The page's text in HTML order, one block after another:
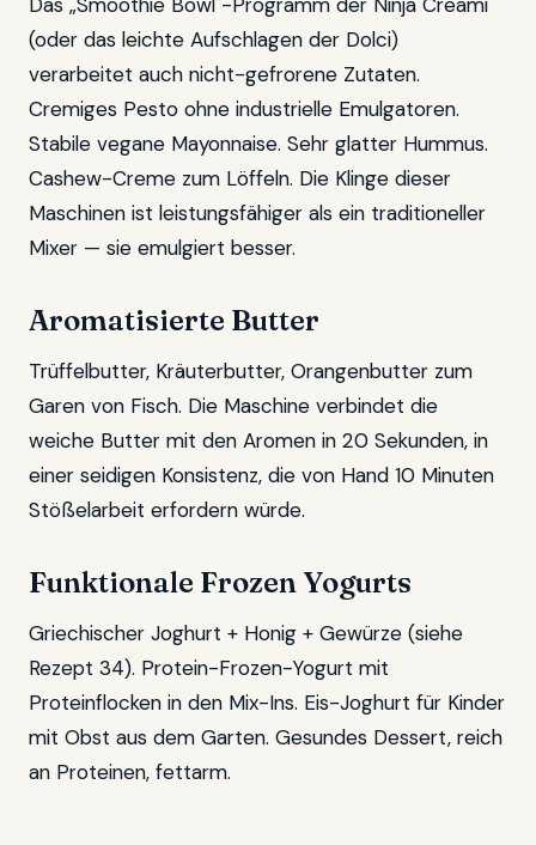
(oder das leichte Aufschlagen der Dolci)
verarbeitet auch nicht-gefrorene Zutaten.
Cremiges Pesto ohne industrielle Emulgatoren.
Stabile vegane Mayonnaise. Sehr glatter Hummus.
Cashew-Creme zum Löffeln. Die Klinge dieser
Maschinen ist leistungsfähiger als ein traditioneller
Mixer — sie emulgiert besser.
Aromatisierte Butter
Trüffelbutter, Kräuterbutter, Orangenbutter zum
Garen von Fisch. Die Maschine verbindet die
weiche Butter mit den Aromen in 20 Sekunden, in
einer seidigen Konsistenz, die von Hand 10 Minuten
Stößelarbeit erfordern würde.
Funktionale Frozen Yogurts
Griechischer Joghurt + Honig + Gewürze (siehe
Rezept 34). Protein-Frozen-Yogurt mit
Proteinflocken in den Mix-Ins. Eis-Joghurt für Kinder
mit Obst aus dem Garten. Gesundes Dessert, reich
an Proteinen, fettarm.